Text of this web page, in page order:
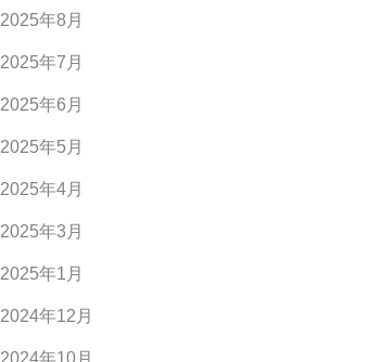
2025年8月
2025年7月
2025年6月
2025年5月
2025年4月
2025年3月
2025年1月
2024年12月
2024年10月